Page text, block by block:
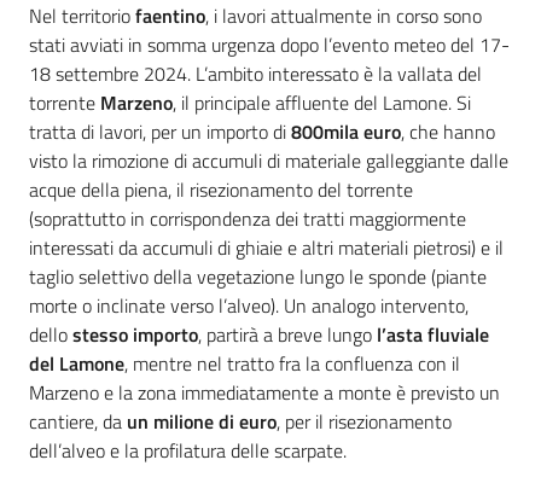
Nel territoriofaentino, i lavori attualmente in corso sono
stati avviati in somma urgenza dopo l’evento meteo del 17-
18 settembre 2024. L’ambito interessato è la vallata del
torrente Marzeno, il principale affluente del Lamone. Si
tratta di lavori, per un importo di800mila euro, che hanno
visto la rimozione di accumuli di materiale galleggiante dalle
acque della piena, il risezionamento del torrente
(soprattutto in corrispondenza dei tratti maggiormente
interessati da accumuli di ghiaie e altri materiali pietrosi) e il
taglio selettivo della vegetazione lungo le sponde (piante
morte o inclinate verso l’alveo). Un analogo intervento,
dellostesso importo, partirà a breve lungo l’asta fluviale
del Lamone, mentre nel tratto fra la confluenza con il
Marzeno e la zona immediatamente a monte è previsto un
cantiere, da un milione di euro, per il risezionamento
dell’alveo e la profilatura delle scarpate.